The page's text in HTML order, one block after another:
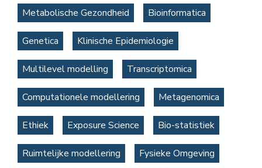
Metabolische Gezondheid Bioinformatica
Genetica Klinische Epidemiologie
Multilevel modelling Transcriptomica
Computationele modellering Metagenomica
Ethiek Exposure Science Bio-statistiek
Ruimtelijke modellering Fysieke Omgeving